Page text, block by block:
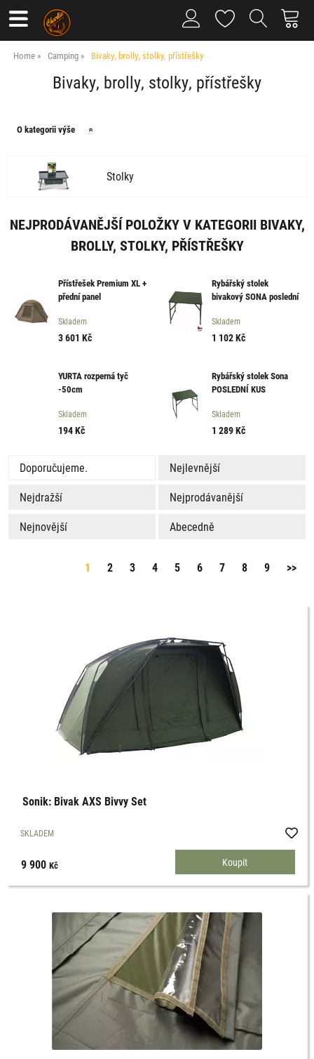
Home Camping Bivaky, brolly, stolky, přístřešky
Bivaky, brolly, stolky, přístřešky
O kategorii výše
Stolky
NEJPRODÁVANĚJŠÍ POLOŽKY V KATEGORII BIVAKY,
BROLLY, STOLKY, PŘÍSTŘEŠKY
Přístřešek Premium XL +
přední panel
Skladem
3 601 Kč
Rybářský stolek
bivakový SONA poslední
Skladem
1 102Kč
YURTA rozperná tyč
-50cm
Skladem
194Kč
Rybářský stolek Sona
POSLEDNÍ KUS
Skladem
1 289Kč
Doporučujeme.
Nejlevnější
Nejdražší
Nejprodávanější
Nejnovější
Abecedně
1 2 3 4 5 6 7 8 9 >>
Sonik: Bivak AXS Bivvy Set
SKLADEM
9 900Kč